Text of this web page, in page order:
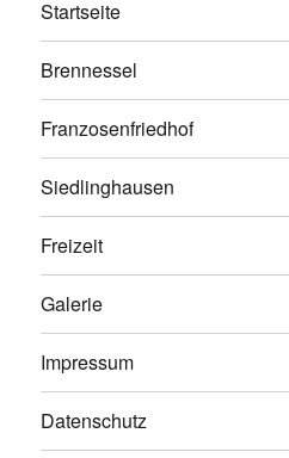
Startseite
Brennessel
Franzosenfriedhof
Siedlinghausen
Freizeit
Galerie
Impressum
Datenschutz